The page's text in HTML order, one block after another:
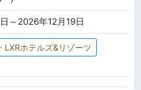
～2026年12月19日
LXRホテルズ&リゾーツ